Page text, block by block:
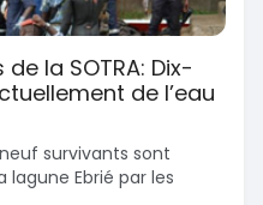
la SOTRA: Dix-
de l’eau
survivants sont
Ebrié par les